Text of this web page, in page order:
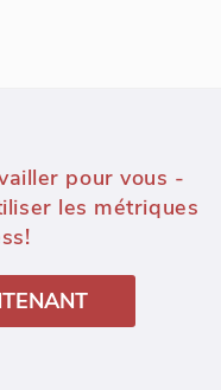
pour vous -
les métriques